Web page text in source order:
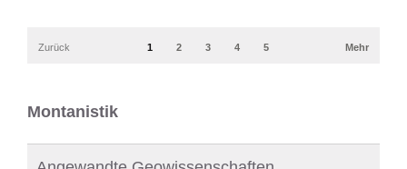
Zurück 1 2 3 4 5 Mehr
Montanistik